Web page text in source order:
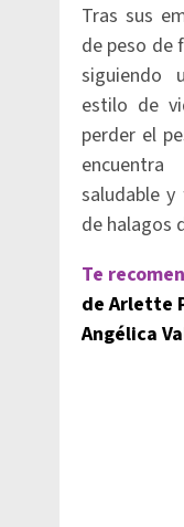
Tras sus
de peso de
siguiendo
estilo de
perder el
encuentra
saludable
de halagos
Te
de Arlette
Angélica